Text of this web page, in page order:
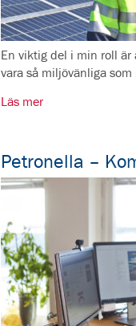
En viktig del i min roll
vara så miljövänliga
Läs mer
Petronella –